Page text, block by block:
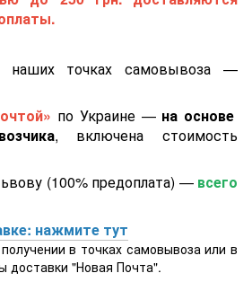
наших точках самовывоза —
по Украине — на основе
, включена стоимость
(100% предоплата) — всего
нажмите тут
в точках самовывоза или в
доставки "Новая Почта".